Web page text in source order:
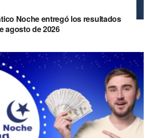
Noche entregó los resultados
agosto de 2026